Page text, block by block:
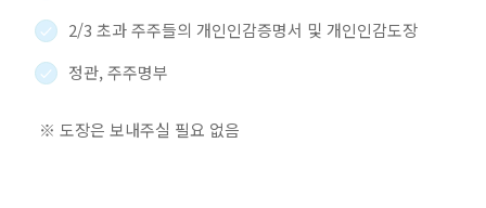
2/3 초과 주주들의 개인인감증명서 및 개인인감도장
정관, 주주명부
※ 도장은 보내주실 필요 없음